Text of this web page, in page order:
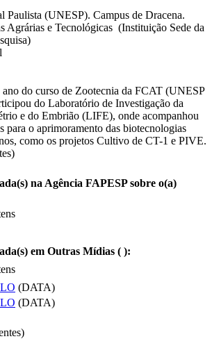
Paulista (UNESP). Campus de Dracena.
Agrárias e Tecnológicas (Instituição Sede da
do curso de Zootecnia da FCAT (UNESP
do Laboratório de Investigação da
e do Embrião (LIFE), onde acompanhou
para o aprimoramento das biotecnologias
como os projetos Cultivo de CT-1 e PIVE.
na Agência FAPESP sobre o(a)
em Outras Mídias ( ):
(DATA)
(DATA)